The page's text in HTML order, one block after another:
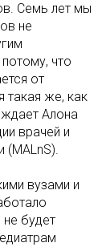
Семь лет мы
не
что
от
такая же, как
Алона
врачей и
(MALnS).
вузами и
не будет